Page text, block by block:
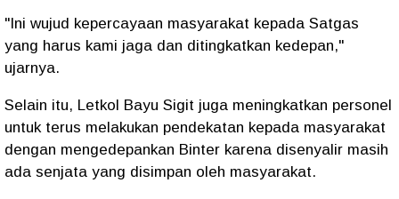
"Ini wujud kepercayaan masyarakat kepada Satgas
yang harus kami jaga dan ditingkatkan kedepan,"
ujarnya.
Selain itu, Letkol Bayu Sigit juga meningkatkan personel
untuk terus melakukan pendekatan kepada masyarakat
dengan mengedepankan Binter karena disenyalir masih
ada senjata yang disimpan oleh masyarakat.